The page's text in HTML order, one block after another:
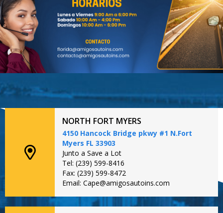
NORTH FORT MYERS
4150 Hancock Bridge pkwy #1 N.Fort
Myers FL 33903
Junto a Save a Lot
Tel: (239) 599-8416
Fax: (239) 599-8472
Email: Cape@amigosautoins.com